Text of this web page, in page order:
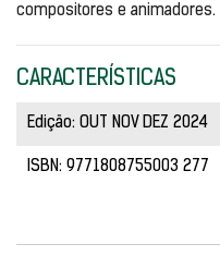
compositores e animadores.
CARACTERÍSTICAS
Edição: OUT NOV DEZ 2024
ISBN: 9771808755003 277